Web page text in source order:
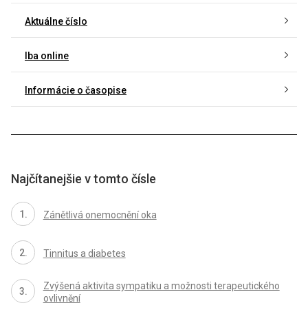
Aktuálne číslo
Iba online
Informácie o časopise
Najčítanejšie v tomto čísle
Zánětlivá onemocnění oka
Tinnitus a diabetes
Zvýšená aktivita sympatiku a možnosti terapeutického
ovlivnění